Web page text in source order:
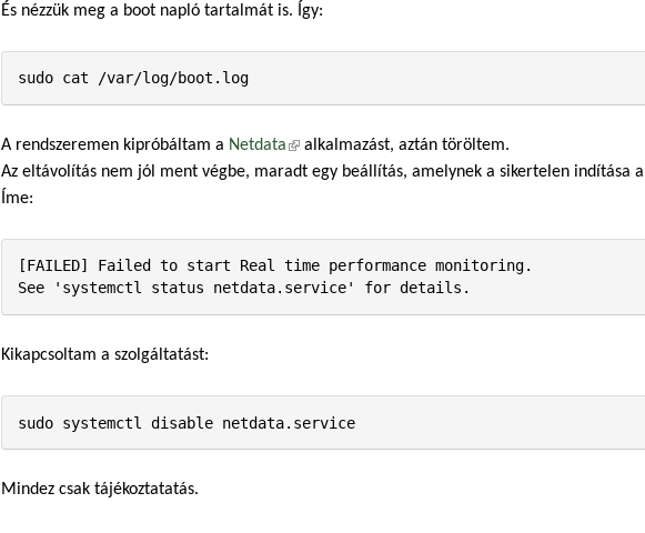
És nézzük meg a boot napló tartalmát is. Így:
sudo cat /var/log/boot.log
A rendszeremen kipróbáltam a Netdata(külső hivatkozás)
alkalmazást, aztán töröltem.
Az eltávolítás nem jól ment végbe, maradt egy beállítás, amelynek a sikertelen indítása
Íme:
[FAILED] Failed to start Real time performance monitoring.
See 'systemctl status netdata.service' for details.
Kikapcsoltam a szolgáltatást:
sudo systemctl disable netdata.service
Mindez csak tájékoztatatás.